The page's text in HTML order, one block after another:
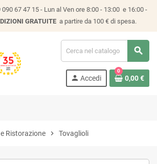
090 67 47 15 - Lun al Ven ore 8:00 - 13:00 e 16:00 -
GRATUITEa partire da 100 € di spesa.
search
person Accedi
0
0,00 €
Ristorazione chevron_right Tovaglioli